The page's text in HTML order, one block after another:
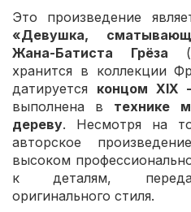
Это произведение
«Девушка,
Жана-Батиста Грёза
хранится в коллекции
датируется концом XIX
выполнена в технике
дереву. Несмотря на
авторское
высоком
к деталям,
оригинального стиля.